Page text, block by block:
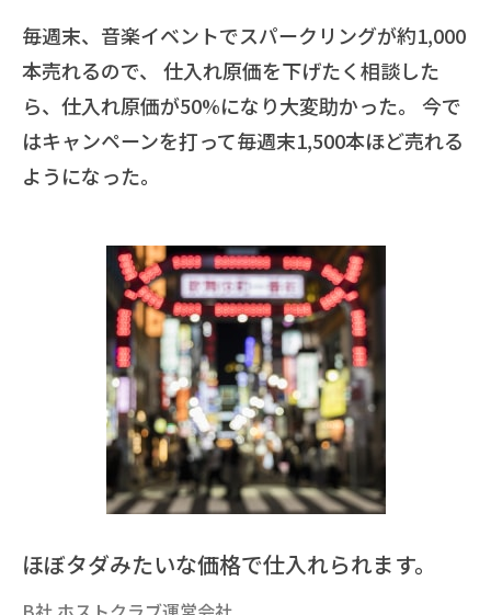
毎週末、音楽イベントでスパークリングが約1,000
本売れるので、 仕入れ原価を下げたく相談した
ら、仕入れ原価が50%になり大変助かった。 今で
はキャンペーンを打って毎週末1,500本ほど売れる
ようになった。
ほぼタダみたいな価格で仕入れられます。